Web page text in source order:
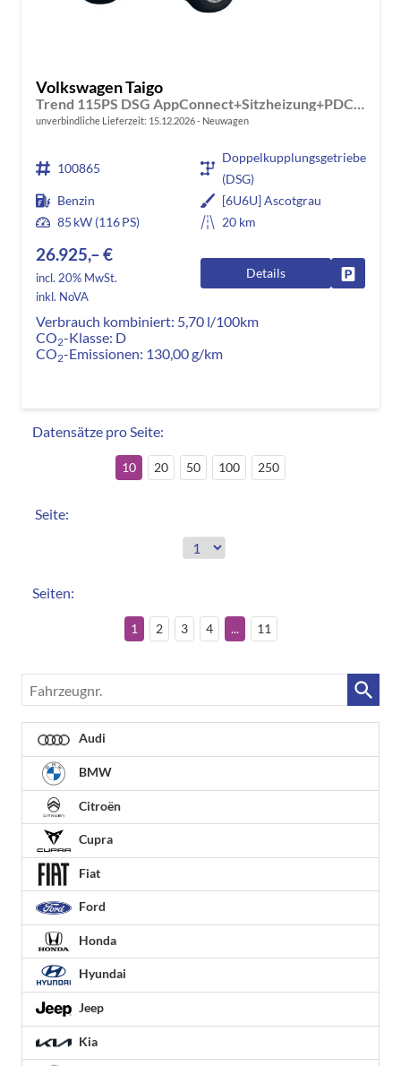
Volkswagen Taigo
Trend 115PS DSG AppConnect+Sitzheizung+PDC+Alu16+LED+DAB+FrontAssist
unverbindliche Lieferzeit: 15.12.2026 Neuwagen
100865
Doppelkupplungsgetriebe
(DSG)
Benzin
[6U6U] Ascotgrau
85 kW (116 PS)
20 km
26.925,– €
incl. 20% MwSt.
inkl. NoVA
Details
Verbrauch kombiniert: 5,70 l/100km
CO2-Klasse: D
CO2-Emissionen: 130,00 g/km
Datensätze pro Seite:
10 20 50 100 250
Seite:
Seiten:
1 2 3 4 ... 11
Fahrzeugnr.
Audi
BMW
Citroën
Cupra
Fiat
Ford
Honda
Hyundai
Jeep
Kia